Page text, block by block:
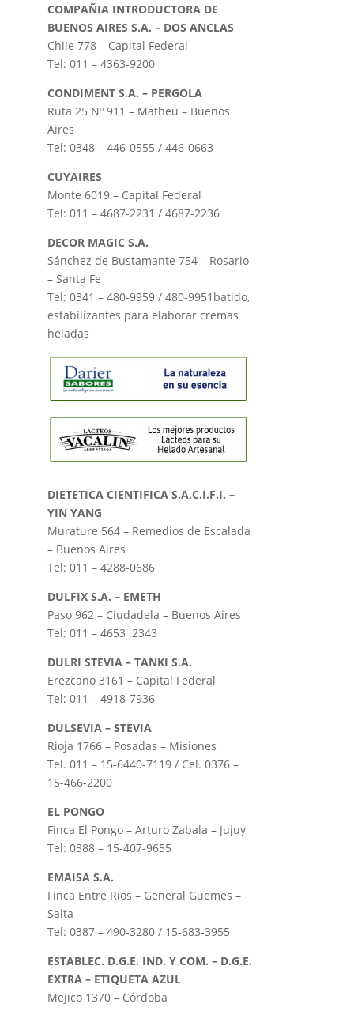
COMPAÑIA INTRODUCTORA DE
BUENOS AIRES S.A. – DOS ANCLAS
Chile 778 – Capital Federal
Tel: 011 – 4363-9200
CONDIMENT S.A. – PERGOLA
Ruta 25 Nº 911 – Matheu – Buenos
Aires
Tel: 0348 – 446-0555 / 446-0663
CUYAIRES
Monte 6019 – Capital Federal
Tel: 011 – 4687-2231 / 4687-2236
DECOR MAGIC S.A.
Sánchez de Bustamante 754 – Rosario
– Santa Fe
Tel: 0341 – 480-9959 / 480-9951 batido,
estabilizantes para elaborar cremas
heladas
DIETETICA CIENTIFICA S.A.C.I.F.I. –
YIN YANG
Murature 564 – Remedios de Escalada
– Buenos Aires
Tel: 011 – 4288-0686
DULFIX S.A. – EMETH
Paso 962 – Ciudadela – Buenos Aires
Tel: 011 – 4653 .2343
DULRI STEVIA – TANKI S.A.
Erezcano 3161 – Capital Federal
Tel: 011 – 4918-7936
DULSEVIA – STEVIA
Rioja 1766 – Posadas – Misiones
Tel. 011 – 15-6440-7119 / Cel. 0376 –
15-466-2200
EL PONGO
Finca El Pongo – Arturo Zabala – Jujuy
Tel: 0388 – 15-407-9655
EMAISA S.A.
Finca Entre Rios – General Güemes –
Salta
Tel: 0387 – 490-3280 / 15-683-3955
ESTABLEC. D.G.E. IND. Y COM. – D.G.E.
EXTRA – ETIQUETA AZUL
Mejico 1370 – Córdoba